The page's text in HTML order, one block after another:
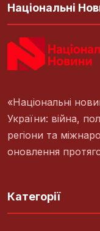
Національні
«Національні
України: війна,
регіони та
оновлення
Категорії